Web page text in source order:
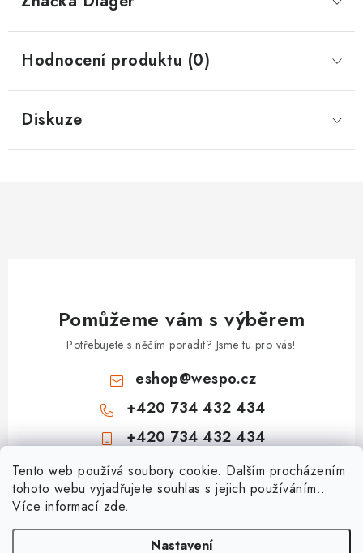
Tento web používá soubory cookie. Dalším procházením
tohoto webu vyjadřujete souhlas s jejich používáním..
Více informací zde.
Nastavení
Hodnocení produktu (0)
Diskuze
Pomůžeme vám s výběrem
Potřebujete s něčím poradit? Jsme tu pro vás!
eshop@wespo.cz
+420 734 432 434
+420 734 432 434
Informace pro vás